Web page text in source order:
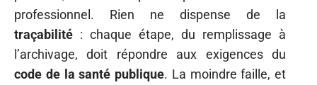
professionnel. Rien ne dispense de la
traçabilité : chaque étape, du remplissage à
l’archivage, doit répondre aux exigences du
code de la santé publique. La moindre faille, et